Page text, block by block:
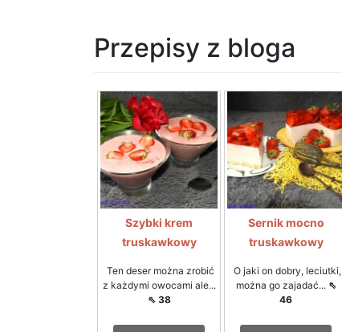
Przepisy z bloga
Szybki krem
truskawkowy
Ten deser można zrobić
z każdymi owocami ale...
⇖ 38
Sernik mocno
truskawkowy
O jaki on dobry, leciutki,
można go zajadać... ⇖
46